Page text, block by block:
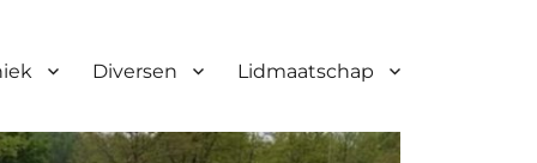
Diversen Lidmaatschap